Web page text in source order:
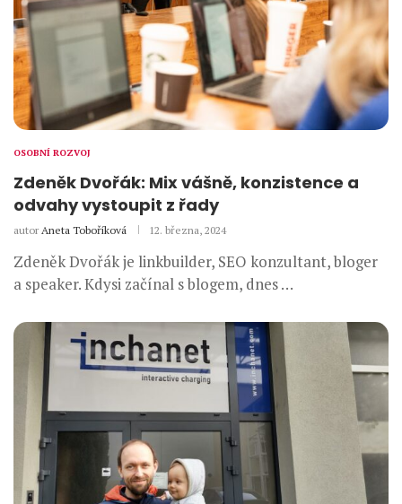
OSOBNÍ ROZVOJ
Zdeněk Dvořák: Mix vášně, konzistence a
odvahy vystoupit z řady
autor Aneta Toboříková 12. března, 2024
Zdeněk Dvořák je linkbuilder, SEO konzultant, bloger
a speaker. Kdysi začínal s blogem, dnes …